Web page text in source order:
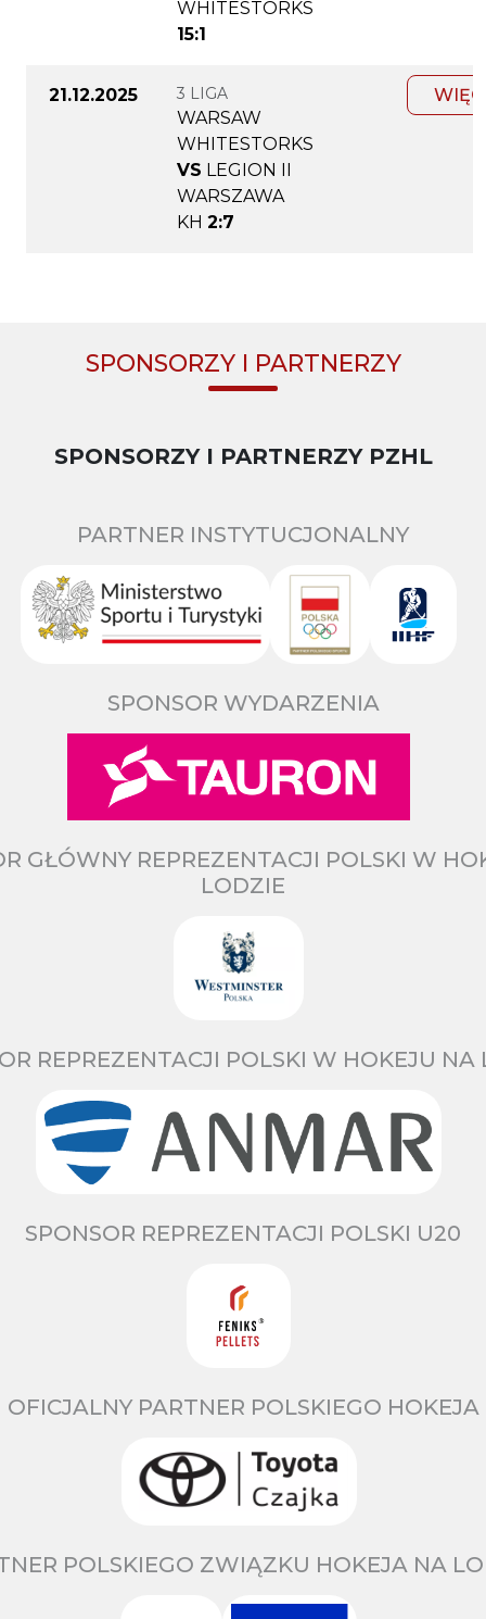
WHITESTORKS
15:1
21.12.2025 3 LIGA
WARSAW
WHITESTORKS
VS LEGION II
WARSZAWA
KH 2:7
SPONSORZY I PARTNERZY
SPONSORZY I PARTNERZY PZHL
PARTNER INSTYTUCJONALNY
SPONSOR WYDARZENIA
GŁÓWNY REPREZENTACJI POLSKI W
LODZIE
REPREZENTACJI POLSKI W HOKEJU NA
SPONSOR REPREZENTACJI POLSKI U20
OFICJALNY PARTNER POLSKIEGO HOKEJA
POLSKIEGO ZWIĄZKU HOKEJA NA